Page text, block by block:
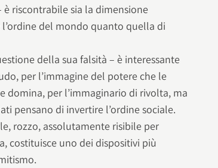
riscontrabile sia la dimensione
del mondo quanto quella di
della sua falsità – è interessante
per l’immagine del potere che le
domina, per l’immaginario di rivolta, ma
pensano di invertire l’ordine sociale.
rozzo, assolutamente risibile per
costituisce uno dei dispositivi più